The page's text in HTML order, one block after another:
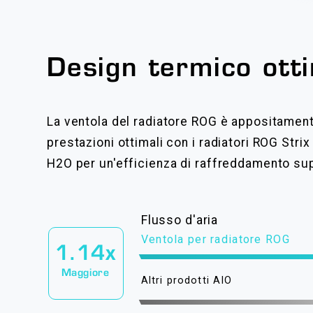
Design termico
La ventola del radiatore ROG è
prestazioni ottimali con i radiatori ROG Strix
H2O per un'efficienza di raffreddamento
1.14x
Maggiore
Flusso d'aria
Ventola per radiatore ROG
Altri prodotti AIO